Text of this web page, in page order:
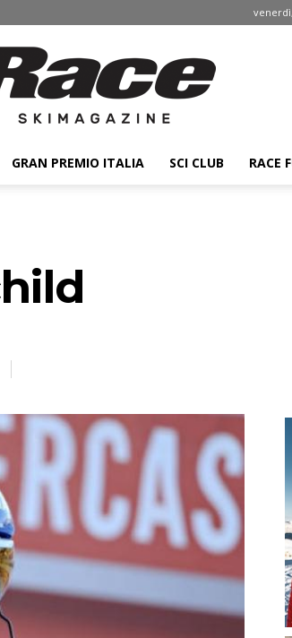
magazine
GRAN PREMIO ITALIA SCI CLUB RACE